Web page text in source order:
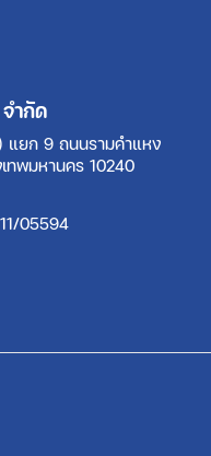
ำกัด
แยก 9 ถนนรามคำแหง
ทพมหานคร 10240
05594